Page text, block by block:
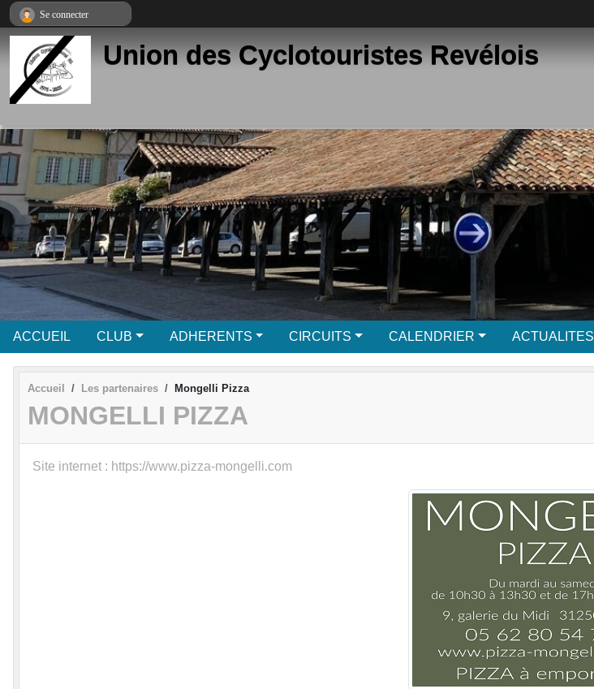
Union des Cyclotouristes Revélois
ACCUEIL CLUB ADHERENTS CIRCUITS CALENDRIER ACTUALITES
Accueil Les partenaires Mongelli Pizza
MONGELLI PIZZA
Site internet : https://www.pizza-mongelli.com
Se connecter
Panneau de gestion des cookies